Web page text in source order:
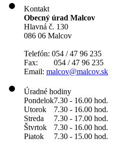
Kontakt
Obecný úrad Malcov
Hlavná č. 130
086 06 Malcov
Telefón: 054 / 47 96 235
Fax: 054 / 47 96 235
Email: malcov@malcov.sk
Úradné hodiny
Pondelok7.30 - 16.00 hod.
Utorok
7.30 - 16.00 hod.
Streda
7.30 - 17.00 hod.
Štvrtok
7.30 - 16.00 hod.
Piatok
7.30 - 15.00 hod.